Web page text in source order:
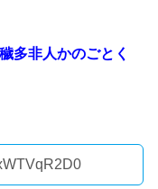
多非人かのごとく